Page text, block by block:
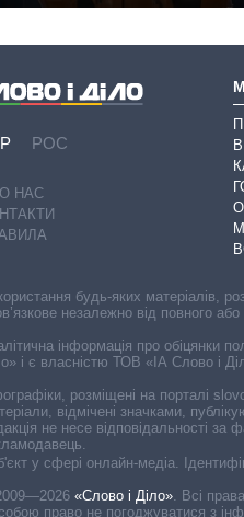
РОС
НАС
у сфері онлайн-медіа.
«Слово і Діло» Всі
право не погоджуватися з
будь-яких матеріалів,
незалежно від повного або
інформація про обіцянки
і є власністю ТОВ «ІА Слово і
розміщені на порталі
відмічені значками,
не несе відповідальності за